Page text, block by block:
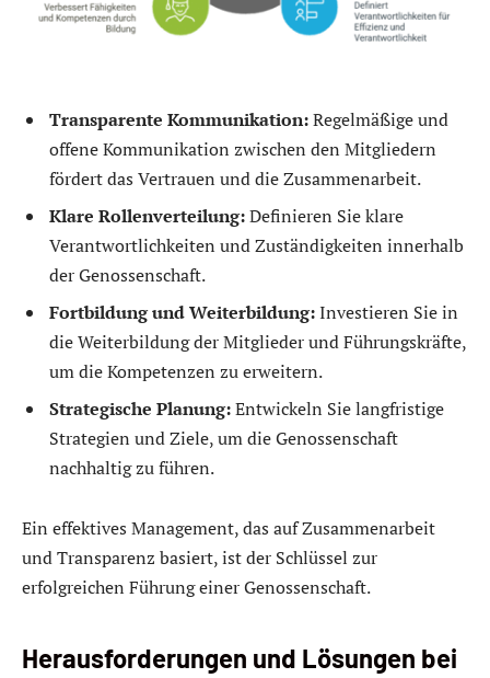
Transparente Kommunikation:Regelmäßige und
offene Kommunikation zwischen den Mitgliedern
fördert das Vertrauen und die Zusammenarbeit.
Klare Rollenverteilung:Definieren Sie klare
Verantwortlichkeiten und Zuständigkeiten innerhalb
der Genossenschaft.
Fortbildung und Weiterbildung:Investieren Sie in
die Weiterbildung der Mitglieder und Führungskräfte,
um die Kompetenzen zu erweitern.
Strategische Planung:Entwickeln Sie langfristige
Strategien und Ziele, um die Genossenschaft
nachhaltig zu führen.
Ein effektives Management, das auf Zusammenarbeit
und Transparenz basiert, ist der Schlüssel zur
erfolgreichen Führung einer Genossenschaft.
Herausforderungen und Lösungen bei